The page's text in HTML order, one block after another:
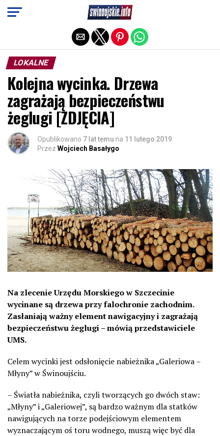
LOKALNE
Kolejna wycinka. Drzewa
zagrażają bezpieczeństwu
żeglugi [ZDJĘCIA]
Opublikowano 7 lat temu na 11 lutego 2019
Przez Wojciech Basałygo
Na zlecenie Urzędu Morskiego w Szczecinie
wycinane są drzewa przy falochronie zachodnim.
Zasłaniają ważny element nawigacyjny i zagrażają
bezpieczeństwu żeglugi – mówią przedstawiciele
UMS.
Celem wycinki jest odsłonięcie nabieżnika „Galeriowa –
Młyny” w Świnoujściu.
– Światła nabieżnika, czyli tworzących go dwóch staw:
„Młyny” i „Galeriowej”, są bardzo ważnym dla statków
nawigujących na torze podejściowym elementem
wyznaczającym oś toru wodnego, muszą więc być dla
Exit mobile version